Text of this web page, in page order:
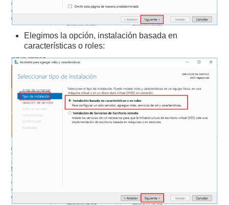
Elegimos la opción, instalación basada en
características o roles: